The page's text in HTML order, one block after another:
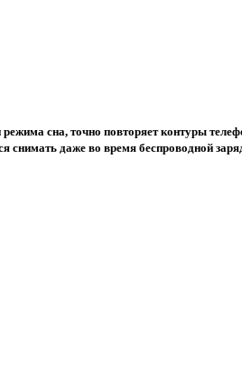
сна, точно повторяет контуры
снимать даже во время беспроводной